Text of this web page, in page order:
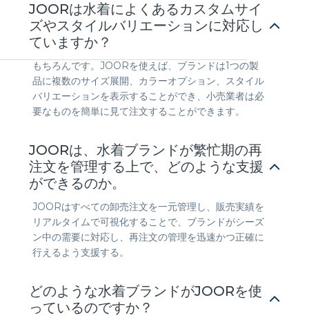
JOORは水着によくあるカスタムサイ
ズやスタイルバリエーションに対応し
ていますか？
もちろんです。JOORを使えば、ブランドは1つの製
品に複数のサイズ展開、カラーオプション、スタイル
バリエーションを表示することができ、小売業者は必
要なものを簡単に見て注文することができます。
JOORは、水着ブランドが繁忙期の再
注文を管理する上で、どのような支援
ができるのか。
JOORはすべての卸売注文を一元管理し、販売実績を
リアルタイムで可視化することで、ブランドがシーズ
ン中の需要に対応し、再注文の管理を迅速かつ正確に
行えるよう支援する。
どのような水着ブランドがJOORを使
っているのですか？